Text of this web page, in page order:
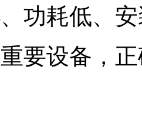
功耗低、
要设备，